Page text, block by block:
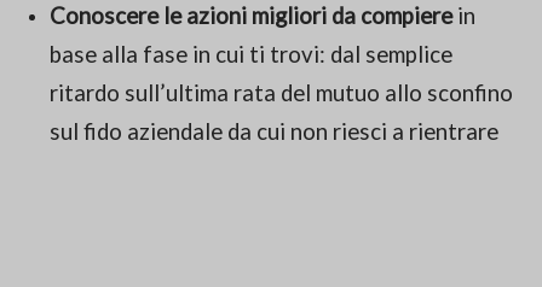
Conoscere le azioni migliori da compierein
base alla fase in cui ti trovi: dal semplice
ritardo sull’ultima rata del mutuo allo sconfino
sul fido aziendale da cui non riesci a rientrare